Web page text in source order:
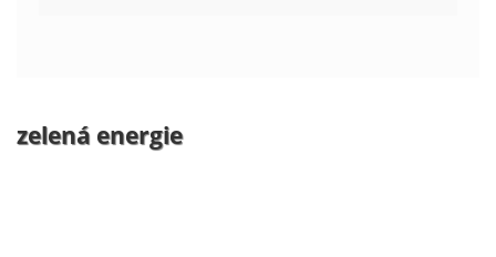
zelená energie